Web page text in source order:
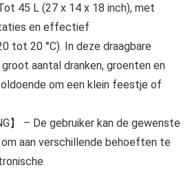
45 L (27 x 14 x 18 inch), met
en effectief
tot 20 °C). In deze draagbare
aantal dranken, groenten en
om een klein feestje of
】 – De gebruiker kan de gewenste
aan verschillende behoeften te